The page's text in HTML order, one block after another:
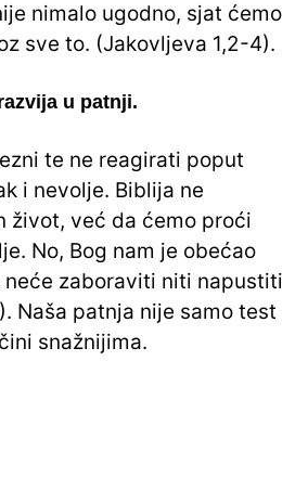
nimalo ugodno, sjat ćemo
sve to. (Jakovljeva 1,2-4).
u patnji.
te ne reagirati poput
i nevolje. Biblija ne
život, već da ćemo proći
No, Bog nam je obećao
neće zaboraviti niti napustiti
Naša patnja nije samo test
snažnijima.